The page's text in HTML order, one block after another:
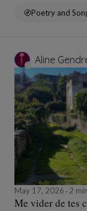
Poetry and
Aline
May 17, 2026 2
Me vider de tes